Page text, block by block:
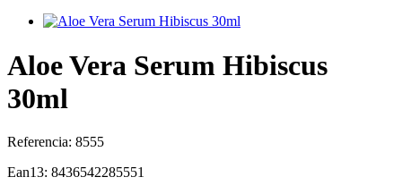
Aloe Vera Serum Hibiscus
30ml
Referencia: 8555
Ean13: 8436542285551